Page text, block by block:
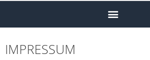
IMPRESSUM